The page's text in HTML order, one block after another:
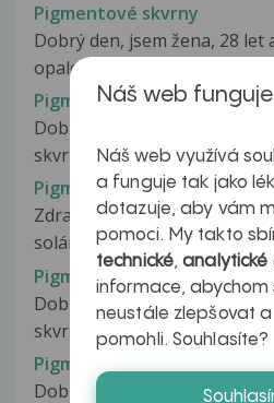
Pigmentové skvrny
Dobrý den, jsem žena, 28
opalování (nekrémovala jsem...
Pigmentové skvrny ?
Dobrý den. Na penisu se mi
skvrny. A během měsíce se
Pigmentové skvrny a
Zdravím, chtěl bych se zeptat
solária, když mám
Pigmentové skvrny na
Dobrý den, prosím Vás,stále
skvrny na obličeji.Nejvíc
Pigmentové skvrny na
Dobrý den,ve 30letech jsem
Náš web
Náš web využívá
a funguje tak jako
dotazuje, aby vám
pomoci. My takto
technické,analytické
informace, abychom
neustále zlepšovat
pomohli. Souhlasíte?